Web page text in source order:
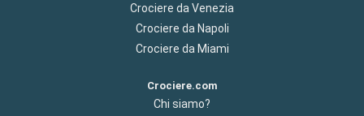
Crociere da Venezia
Crociere da Napoli
Crociere da Miami
Crociere.com
Chi siamo?